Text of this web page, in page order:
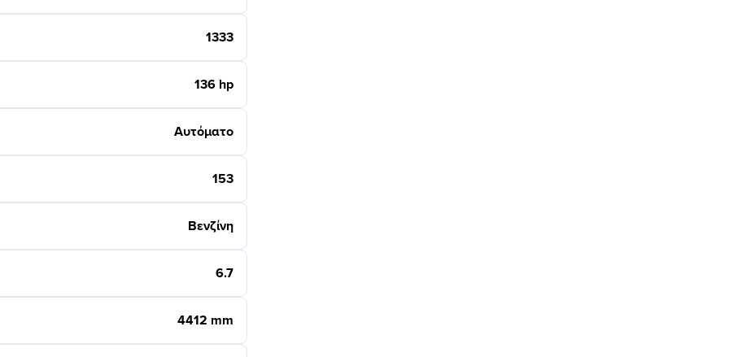
1333
136 hp
Αυτόματο
153
Βενζίνη
6.7
4412 mm